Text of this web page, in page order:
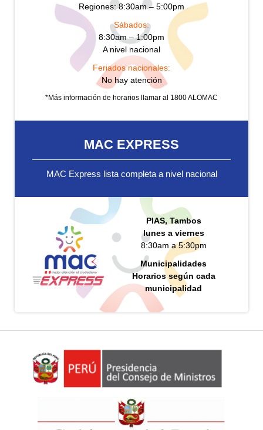
Regiones: 8:30am – 5:00pm
Sábados:
8:30am – 1:00pm
A nivel nacional
Feriados nacionales:
No hay atención
*Más información de horarios llamar al 1800 ALOMAC
MAC EXPRESS
MAC Express lista completa a nivel nacional
PIAS, Tambos
lunes a viernes
8:30am a 5:30pm
Municipalidades
Horarios según cada
municipalidad